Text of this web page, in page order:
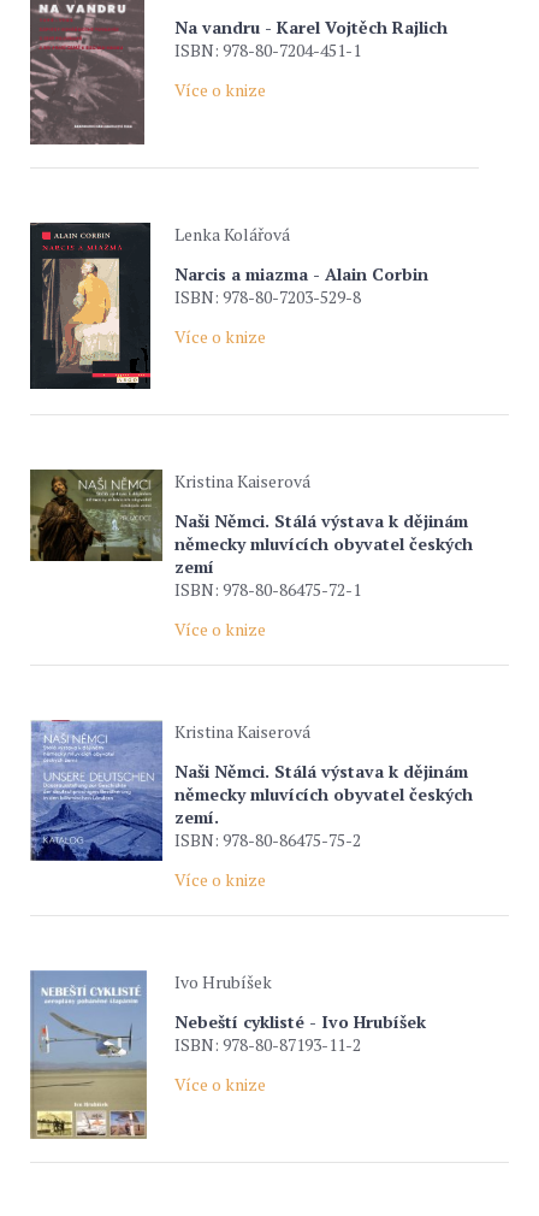
Na vandru - Karel Vojtěch Rajlich
ISBN: 978-80-7204-451-1
Více o knize
Lenka Kolářová
Narcis a miazma - Alain Corbin
ISBN: 978-80-7203-529-8
Více o knize
Kristina Kaiserová
Naši Němci. Stálá výstava k dějinám
německy mluvících obyvatel českých
zemí
ISBN: 978-80-86475-72-1
Více o knize
Kristina Kaiserová
Naši Němci. Stálá výstava k dějinám
německy mluvících obyvatel českých
zemí.
ISBN: 978-80-86475-75-2
Více o knize
Ivo Hrubíšek
Nebeští cyklisté - Ivo Hrubíšek
ISBN: 978-80-87193-11-2
Více o knize